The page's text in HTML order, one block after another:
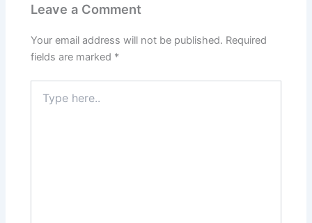
Leave a Comment
Your email address will not be published. Required
fields are marked *
here..